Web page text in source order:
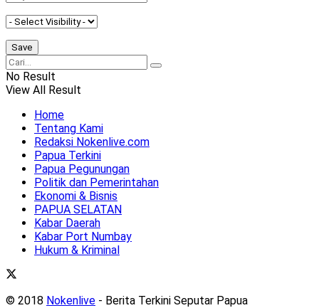
No Result
View All Result
Home
Tentang Kami
Redaksi Nokenlive.com
Papua Terkini
Papua Pegunungan
Politik dan Pemerintahan
Ekonomi & Bisnis
PAPUA SELATAN
Kabar Daerah
Kabar Port Numbay
Hukum & Kriminal
© 2018 Nokenlive - Berita Terkini Seputar Papua